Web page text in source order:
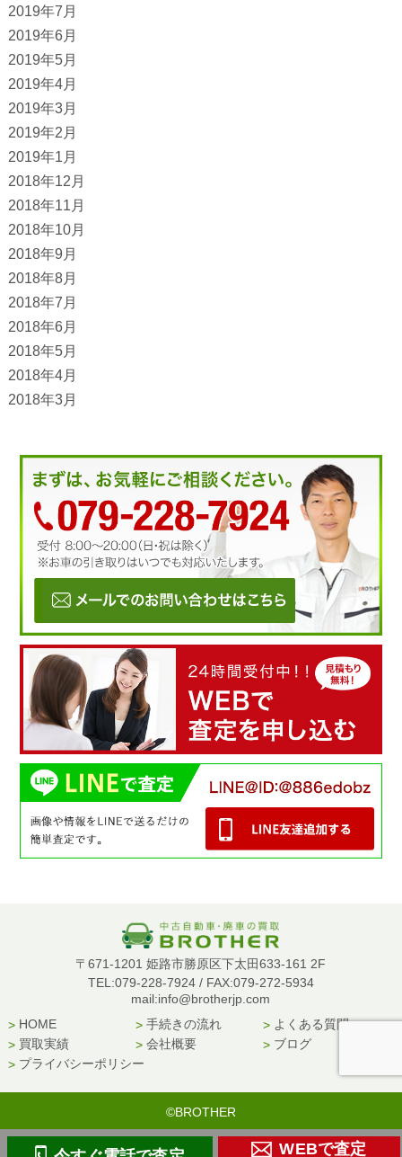
2019年7月
2019年6月
2019年5月
2019年4月
2019年3月
2019年2月
2019年1月
2018年12月
2018年11月
2018年10月
2018年9月
2018年8月
2018年7月
2018年6月
2018年5月
2018年4月
2018年3月
〒671-1201 姫路市勝原区下太田633-161 2F
TEL:079-228-7924 / FAX:079-272-5934
mail:info@brotherjp.com
HOME
手続きの流れ
よくある質問
買取実績
会社概要
ブログ
プライバシーポリシー
©BROTHER
WEBで査定